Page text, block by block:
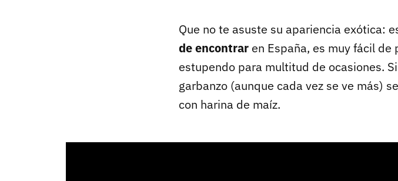
Que no te asuste su apariencia exótica:
de encontrar en España, es muy fácil
estupendo para multitud de ocasiones.
garbanzo (aunque cada vez se ve más)
con harina de maíz.